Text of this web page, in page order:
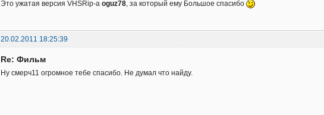
Это ужатая версия VHSRip-а oguz78 , за который ему Большое спасибо
20.02.2011 18:25:39
Re: Фильм
Ну смерч11 огромное тебе спасибо. Не думал что найду.